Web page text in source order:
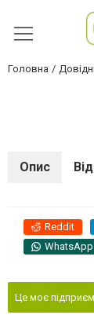
Головна
Опис
Reddit
WhatsApp
Це моє